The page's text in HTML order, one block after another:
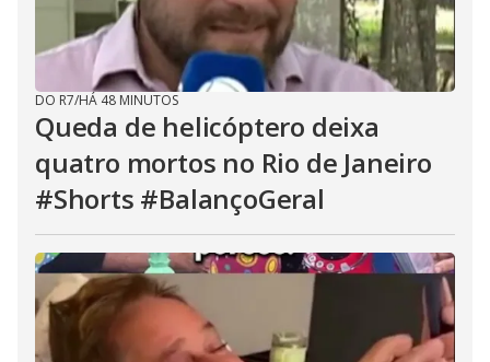
DO R7/HÁ 48 MINUTOS
Queda de helicóptero deixa
quatro mortos no Rio de Janeiro
#Shorts #BalançoGeral